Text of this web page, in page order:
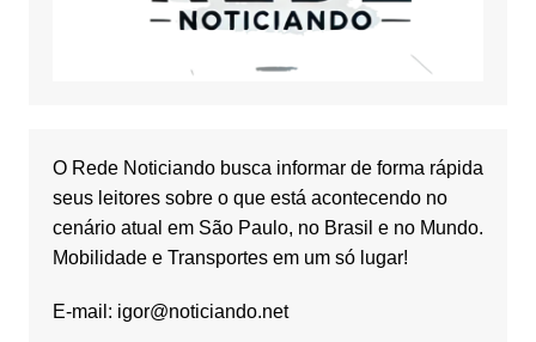
O Rede Noticiando busca informar de forma rápida
seus leitores sobre o que está acontecendo no
cenário atual em São Paulo, no Brasil e no Mundo.
Mobilidade e Transportes em um só lugar!
E-mail: igor@noticiando.net